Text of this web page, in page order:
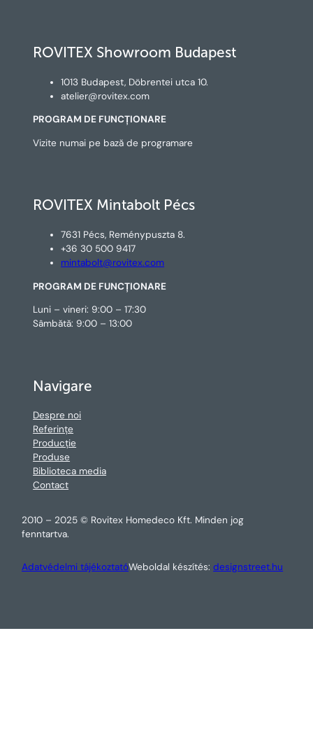
ROVITEX Showroom Budapest
1013 Budapest, Döbrentei utca 10.
atelier@rovitex.com
PROGRAM DE FUNCȚIONARE
Vizite numai pe bază de programare
ROVITEX Mintabolt Pécs
7631 Pécs, Reménypuszta 8.
+36 30 500 9417
mintabolt@rovitex.com
PROGRAM DE FUNCȚIONARE
Luni – vineri: 9:00 – 17:30
Sâmbătă: 9:00 – 13:00
Navigare
Despre noi
Referințe
Producție
Produse
Biblioteca media
Contact
2010 – 2025 © Rovitex Homedeco Kft. Minden jog
fenntartva.
Adatvédelmi tájékoztatóWeboldal készítés:designstreet.hu